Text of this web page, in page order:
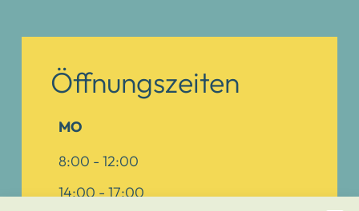
Öffnungszeiten
MO
8:00 - 12:00
14:00 - 17:00